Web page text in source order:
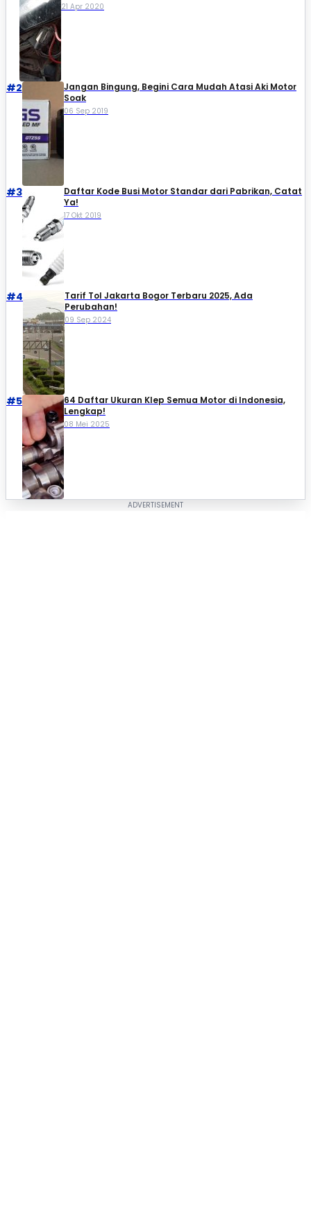
21 Apr 2020
#2
Jangan Bingung, Begini Cara Mudah Atasi Aki Motor
Soak
06 Sep 2019
#3
Daftar Kode Busi Motor Standar dari Pabrikan, Catat
Ya!
17 Okt 2019
#4
Tarif Tol Jakarta Bogor Terbaru 2025, Ada
Perubahan!
09 Sep 2024
#5
64 Daftar Ukuran Klep Semua Motor di Indonesia,
Lengkap!
08 Mei 2025